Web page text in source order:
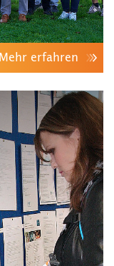
Mehr erfahren